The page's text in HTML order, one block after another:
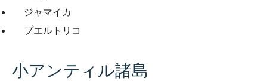
ジャマイカ
プエルトリコ
小アンティル諸島